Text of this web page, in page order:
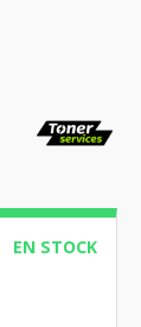
EN STOCK